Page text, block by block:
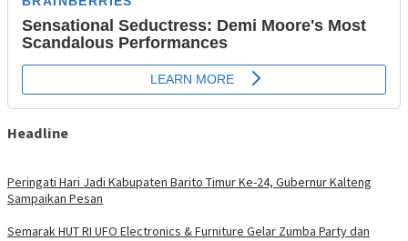
Headline
Peringati Hari Jadi Kabupaten Barito Timur Ke-24, Gubernur Kalteng
Sampaikan Pesan
Semarak HUT RI UFO Electronics & Furniture Gelar Zumba Party dan